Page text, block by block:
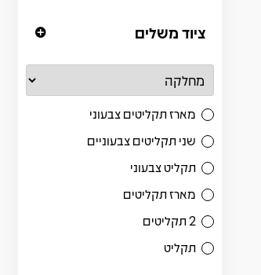
ציוד משלים
מארז תקליטים צבעוני
שני תקליטים צבעוניים
תקליט צבעוני
מארז תקליטים
2 תקליטים
תקליט